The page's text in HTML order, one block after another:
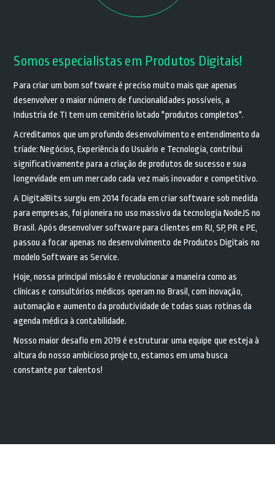
Somos especialistas em Produtos Digitais!
Para criar um bom software é preciso muito mais que apenas
desenvolver o maior número de funcionalidades possíveis, a
Industria de TI tem um cemitério lotado "produtos completos".
Acreditamos que um profundo desenvolvimento e entendimento da
tríade: Negócios, Experiência do Usuário e Tecnologia, contribui
significativamente para a criação de produtos de sucesso e sua
longevidade em um mercado cada vez mais inovador e competitivo.
A DigitalBits surgiu em 2014 focada em criar software sob medida
para empresas, foi pioneira no uso massivo da tecnologia NodeJS no
Brasil. Após desenvolver software para clientes em RJ, SP, PR e PE,
passou a focar apenas no desenvolvimento de Produtos Digitais no
modelo Software as Service.
Hoje, nossa principal missão é revolucionar a maneira como as
clínicas e consultórios médicos operam no Brasil, com inovação,
automação e aumento da produtividade de todas suas rotinas da
agenda médica à contabilidade.
Nosso maior desafio em 2019 é estruturar uma equipe que esteja à
altura do nosso ambicioso projeto, estamos em uma busca
constante por talentos!